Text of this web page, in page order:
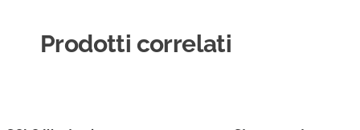
Prodotti correlati